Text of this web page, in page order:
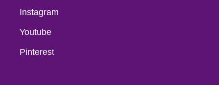
Instagram
Youtube
Pinterest